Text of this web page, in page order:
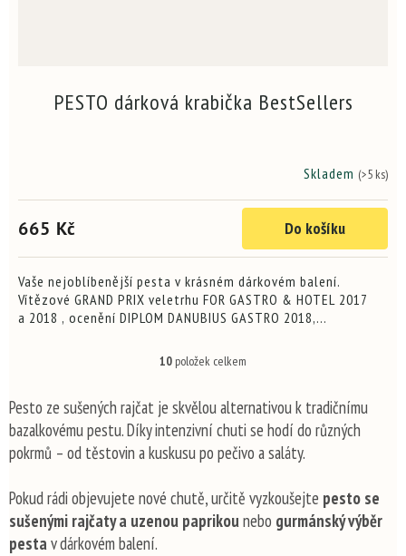
PESTO dárková krabička BestSellers
je
z
5
hvězdiček.
Skladem (>5 ks)
665 Kč Do košíku
Vaše nejoblíbenější pesta v krásném dárkovém balení.
Vítězové GRAND PRIX veletrhu FOR GASTRO & HOTEL 2017
a 2018 , ocenění DIPLOM DANUBIUS GASTRO 2018,
O
l
á
d
a
í
p
r
10 položek celkem
Pesto ze sušených rajčat je skvělou alternativou k tradičnímu
bazalkovému pestu. Díky intenzivní chuti se hodí do různých
pokrmů – od těstovin a kuskusu po pečivo a saláty.
Pokud rádi objevujete nové chutě, určitě vyzkoušejte pesto se
sušenými rajčaty a uzenou paprikounebo gurmánský výběr
pestav dárkovém balení.